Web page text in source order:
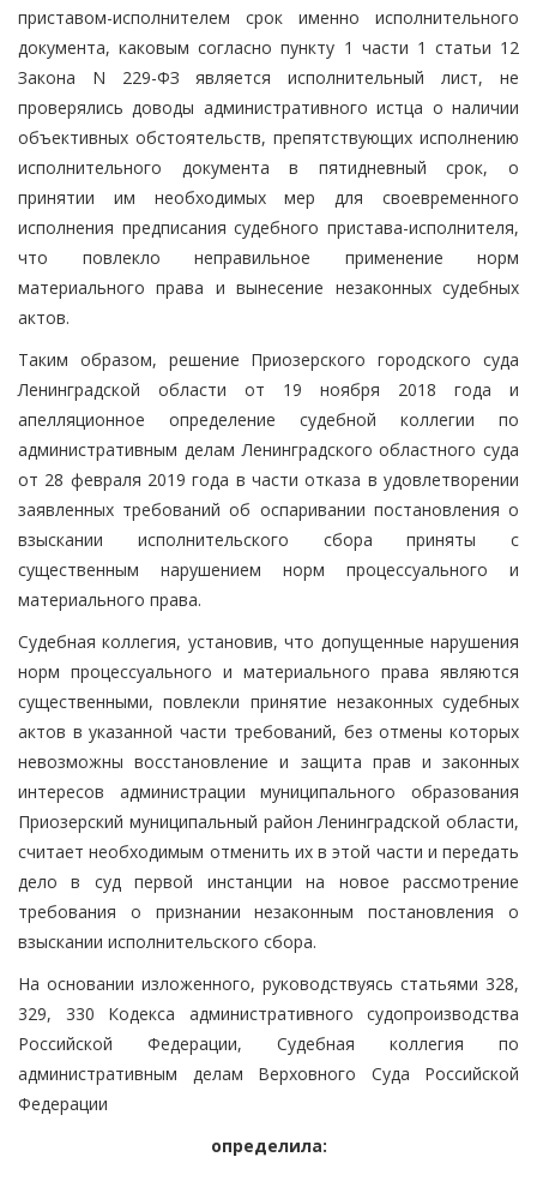
приставом-исполнителем срок именно исполнительного
документа, каковым согласно пункту 1 части 1 статьи 12
Закона N 229-ФЗ является исполнительный лист, не
проверялись доводы административного истца о наличии
объективных обстоятельств, препятствующих исполнению
исполнительного документа в пятидневный срок, о
принятии им необходимых мер для своевременного
исполнения предписания судебного пристава-исполнителя,
что повлекло неправильное применение норм
материального права и вынесение незаконных судебных
актов.
Таким образом, решение Приозерского городского суда
Ленинградской области от 19 ноября 2018 года и
апелляционное определение судебной коллегии по
административным делам Ленинградского областного суда
от 28 февраля 2019 года в части отказа в удовлетворении
заявленных требований об оспаривании постановления о
взыскании исполнительского сбора приняты с
существенным нарушением норм процессуального и
материального права.
Судебная коллегия, установив, что допущенные нарушения
норм процессуального и материального права являются
существенными, повлекли принятие незаконных судебных
актов в указанной части требований, без отмены которых
невозможны восстановление и защита прав и законных
интересов администрации муниципального образования
Приозерский муниципальный район Ленинградской области,
считает необходимым отменить их в этой части и передать
дело в суд первой инстанции на новое рассмотрение
требования о признании незаконным постановления о
взыскании исполнительского сбора.
На основании изложенного, руководствуясь статьями 328,
329, 330 Кодекса административного судопроизводства
Российской Федерации, Судебная коллегия по
административным делам Верховного Суда Российской
Федерации
определила: